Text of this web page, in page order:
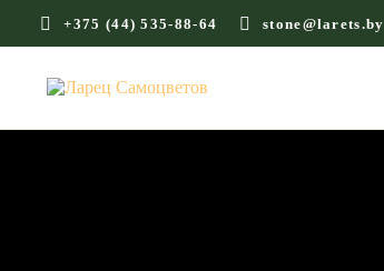
+375 (44) 535-88-64 stone@larets.by